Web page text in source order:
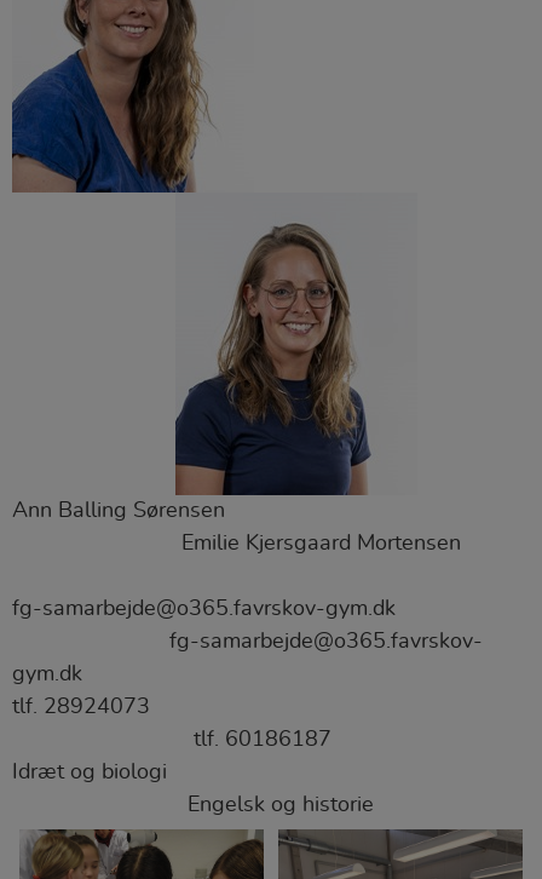
Ann Balling Sørensen
Emilie Kjersgaard Mortensen
fg-samarbejde@o365.favrskov-gym.dk
fg-samarbejde@o365.favrskov-
gym.dk
tlf. 28924073
tlf. 60186187
Idræt og biologi
Engelsk og historie